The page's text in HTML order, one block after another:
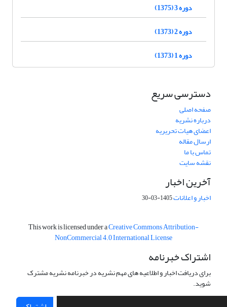
دوره 3 (1375)
دوره 2 (1373)
دوره 1 (1373)
دسترسی سریع
صفحه اصلی
درباره نشریه
اعضای هیات تحریریه
ارسال مقاله
تماس با ما
نقشه سایت
آخرین اخبار
اخبار و اعلانات1405-03-30
This work is licensed under aCreative Commons Attribution-
NonCommercial 4.0 International License
اشتراک خبرنامه
برای دریافت اخبار و اطلاعیه های مهم نشریه در خبرنامه نشریه مشترک
شوید.